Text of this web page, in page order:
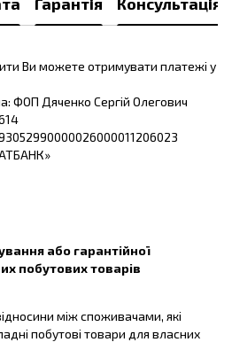
Ви можете отримувати платежі у
ФОП Дяченко Сергій Олегович
або гарантійної
побутових товарів
між споживачами, які
побутові товари для власних